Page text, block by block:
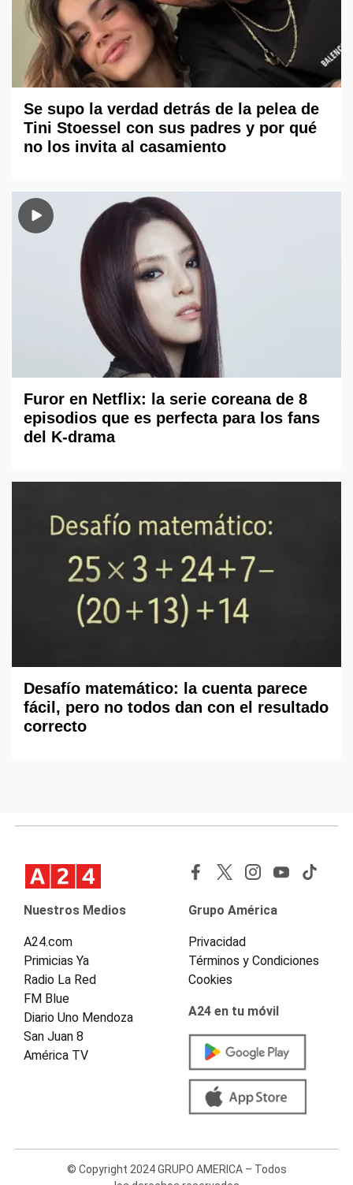
Se supo la verdad detrás de la pelea de
Tini Stoessel con sus padres y por qué
no los invita al casamiento
Furor en Netflix: la serie coreana de 8
episodios que es perfecta para los fans
del K-drama
Desafío matemático: la cuenta parece
fácil, pero no todos dan con el resultado
correcto
Nuestros Medios
A24.com
Primicias Ya
Radio La Red
FM Blue
Diario Uno Mendoza
San Juan 8
América TV
Grupo América
Privacidad
Términos y Condiciones
Cookies
A24 en tu móvil
© Copyright 2024 GRUPO AMERICA – Todos